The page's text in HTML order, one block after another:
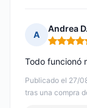
A
Andrea D.
Nota: 5
Publicado el 27/
tras una compra
Todo funcionó